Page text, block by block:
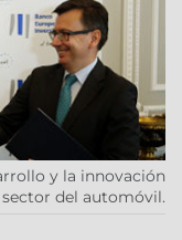
y la innovación
sector del automóvil.